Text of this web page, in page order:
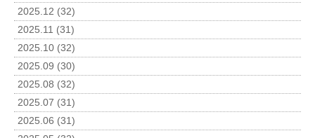
2025.12 (32)
2025.11 (31)
2025.10 (32)
2025.09 (30)
2025.08 (32)
2025.07 (31)
2025.06 (31)